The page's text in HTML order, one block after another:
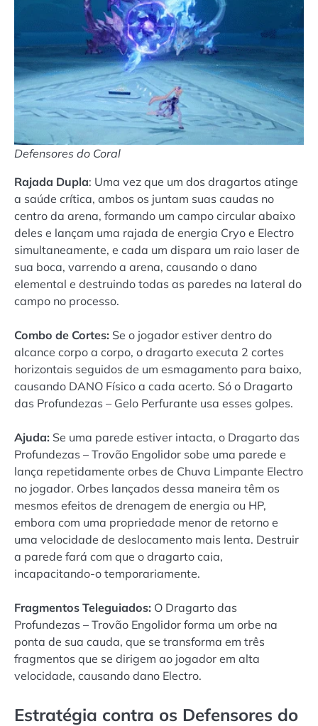
Defensores do Coral
Rajada Dupla: Uma vez que um dos dragartos atinge
a saúde crítica, ambos os juntam suas caudas no
centro da arena, formando um campo circular abaixo
deles e lançam uma rajada de energia Cryo e Electro
simultaneamente, e cada um dispara um raio laser de
sua boca, varrendo a arena, causando o dano
elemental e destruindo todas as paredes na lateral do
campo no processo.
Combo de Cortes: Se o jogador estiver dentro do
alcance corpo a corpo, o dragarto executa 2 cortes
horizontais seguidos de um esmagamento para baixo,
causando DANO Físico a cada acerto. Só o Dragarto
das Profundezas – Gelo Perfurante usa esses golpes.
Ajuda: Se uma parede estiver intacta, o Dragarto das
Profundezas – Trovão Engolidor sobe uma parede e
lança repetidamente orbes de Chuva Limpante Electro
no jogador. Orbes lançados dessa maneira têm os
mesmos efeitos de drenagem de energia ou HP,
embora com uma propriedade menor de retorno e
uma velocidade de deslocamento mais lenta. Destruir
a parede fará com que o dragarto caia,
incapacitando-o temporariamente.
Fragmentos Teleguiados: O Dragarto das
Profundezas – Trovão Engolidor forma um orbe na
ponta de sua cauda, que se transforma em três
fragmentos que se dirigem ao jogador em alta
velocidade, causando dano Electro.
Estratégia contra os Defensores do